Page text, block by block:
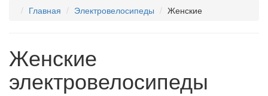
Главная Электровелосипеды Женские
Женские
электровелосипеды